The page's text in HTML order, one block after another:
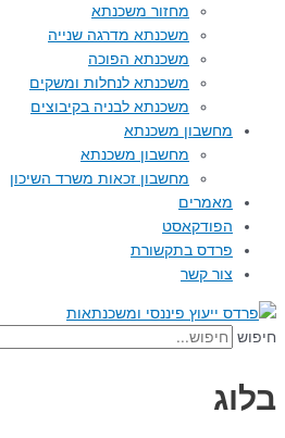
מחזור משכנתא
משכנתא מדרגה שנייה
משכנתא הפוכה
משכנתא לנחלות ומשקים
משכנתא לבניה בקיבוצים
מחשבון משכנתא
מחשבון משכנתא
מחשבון זכאות משרד השיכון
מאמרים
הפודקאסט
פרדס בתקשורת
צור קשר
חיפוש
בלוג